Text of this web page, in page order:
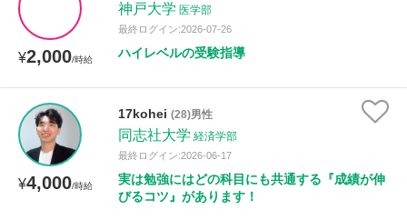
¥2,000/時給
神戸大学 医学部
最終ログイン:2026-07-26
ハイレベルの受験指導
¥4,000/時給
17kohei (28)男性
同志社大学 経済学部
最終ログイン:2026-06-17
実は勉強にはどの科目にも共通する『成績が伸
びるコツ』があります！
授業可能日
土曜日 日曜日
所属大学